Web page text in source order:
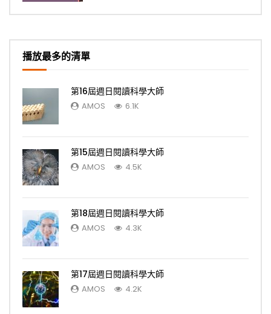
播放最多的清單
第16屆週日閱讀科學大師
AMOS 6.1K
第15屆週日閱讀科學大師
AMOS 4.5K
第18屆週日閱讀科學大師
AMOS 4.3K
第17屆週日閱讀科學大師
AMOS 4.2K